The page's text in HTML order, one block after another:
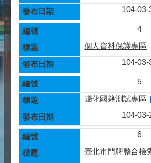
104-03-
4
個人資料保護專區
104-03-
5
歸化國籍測試專區
104-03-
6
臺北市門牌整合檢